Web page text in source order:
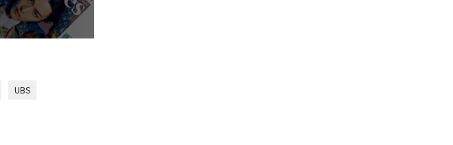
UBS